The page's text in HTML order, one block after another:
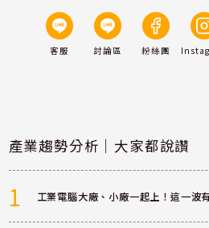
客服 討論區 粉絲團
產業趨勢分析｜大家都說讚
1 工業電腦大廠、小廠一起上！這一波